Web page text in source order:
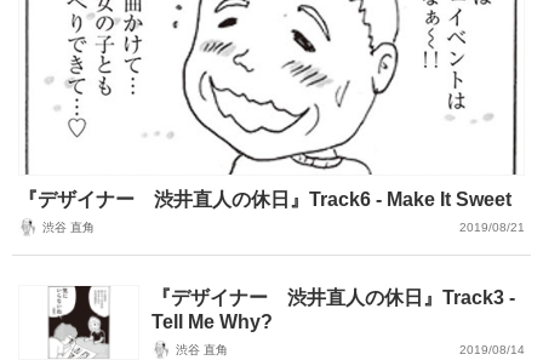
『デザイナー 渋井直人の休日』Track6 - Make It Sweet
渋谷 直角 2019/08/21
『デザイナー 渋井直人の休日』Track3 -
Tell Me Why?
渋谷 直角 2019/08/14